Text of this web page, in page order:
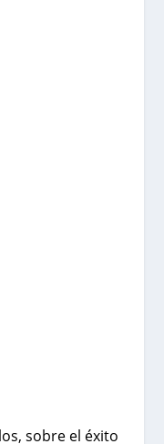
sobre el éxito